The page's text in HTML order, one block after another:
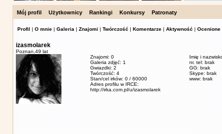
Mój profil Użytkownicy Rankingi Konkursy Patronaty
Profil | O mnie | Galeria | Znajomi | Twórczość | Komentarze | Aktywność | Ocenione
izasmolarek
Poznan, 49 lat
Znajomi: 0
Galeria zdjęć: 1
Gwiazdki: 2
Twórczość: 4
Stan/cel irków: 0 / 60000
Adres profilu w IRCE:
http://irka.com.pl/u/izasmolarek
Imię i
nr. tel: brak
GG: brak
Skype: brak
www: brak